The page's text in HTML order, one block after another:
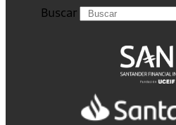
Buscar